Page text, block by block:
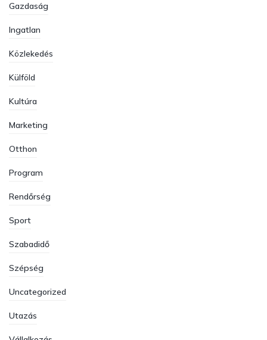
Gazdaság
Ingatlan
Közlekedés
Külföld
Kultúra
Marketing
Otthon
Program
Rendőrség
Sport
Szabadidő
Szépség
Uncategorized
Utazás